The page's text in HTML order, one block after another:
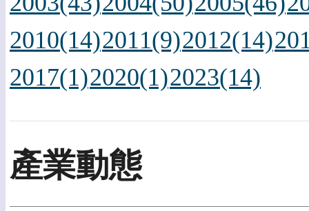
2010(14)2011(9)2012(14)
2017(1)2020(1)2023(14)
產業動態